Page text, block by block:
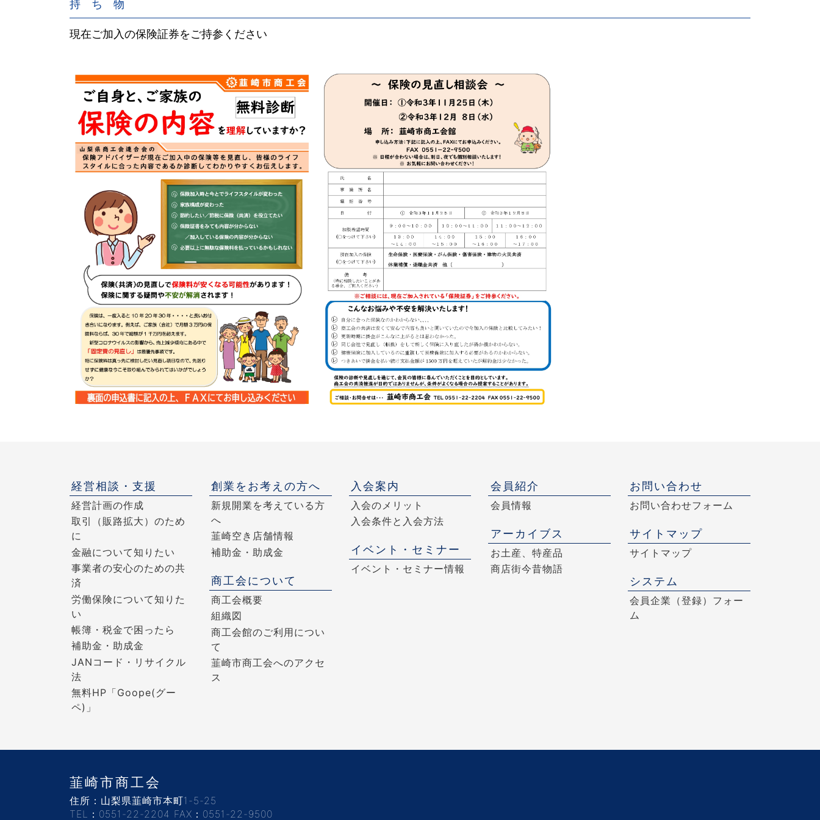
持 ち 物
現在ご加入の保険証券をご持参ください
経営相談・支援
経営計画の作成
取引（販路拡大）のため
に
金融について知りたい
事業者の安心のための共
済
労働保険について知りた
い
帳簿・税金で困ったら
補助金・助成金
JANコード・リサイクル
法
無料HP「Goope(グー
ペ)」
創業をお考えの方へ
新規開業を考えている方
へ
韮崎空き店舗情報
補助金・助成金
商工会について
商工会概要
組織図
商工会館のご利用につい
て
韮崎市商工会へのアクセ
ス
入会案内
入会のメリット
入会条件と入会方法
イベント・セミナー
イベント・セミナー情報
会員紹介
会員情報
アーカイブス
お土産、特産品
商店街今昔物語
お問い合わせ
お問い合わせフォーム
サイトマップ
サイトマップ
システム
会員企業（登録）フォー
ム
韮崎市商工会
住所：山梨県韮崎市本町1-5-25
TEL：0551-22-2204 FAX：0551-22-9500